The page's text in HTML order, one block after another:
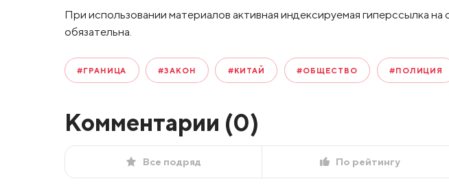
При использовании материалов активная индексируемая гиперссылка на
обязательна.
#ГРАНИЦА #ЗАКОН #КИТАЙ #ОБЩЕСТВО #ПОЛИЦИЯ
Комментарии (0)
Все подряд По рейтингу